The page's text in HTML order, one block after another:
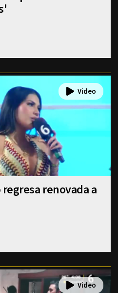
renovada a